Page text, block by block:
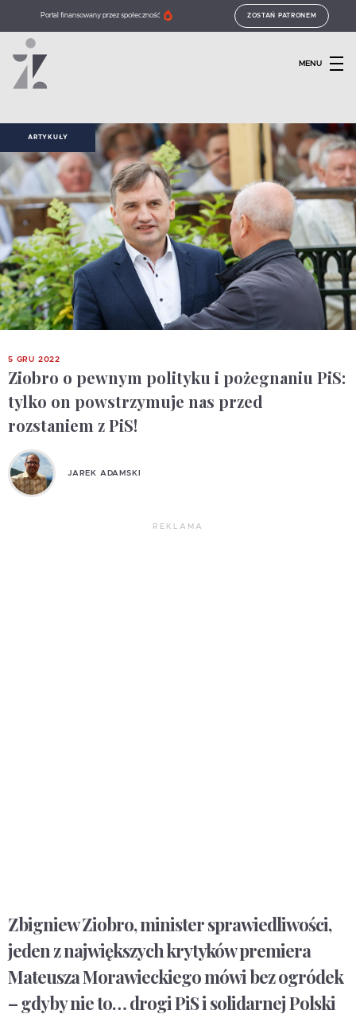
Portal finansowany przez społeczność ZOSTAŃ PATRONEM
MENU
ARTYKUŁY
5 GRU 2022
Ziobro o pewnym polityku i pożegnaniu PiS:
tylko on powstrzymuje nas przed
rozstaniem z PiS!
JAREK ADAMSKI
REKLAMA
Zbigniew Ziobro, minister sprawiedliwości,
jeden z największych krytyków premiera
Mateusza Morawieckiego mówi bez ogródek
– gdyby nie to… drogi PiS i solidarnej Polski